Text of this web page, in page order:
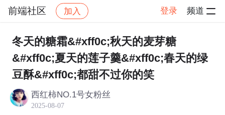
前端社区 加入 登录 频道
社区 前端社区 感慨 帖子详情
冬天的糖霜&#xff0c;秋天的麦芽糖
&#xff0c;夏天的莲子羹&#xff0c;春天的绿
豆酥&#xff0c;都甜不过你的笑
西红柿NO.1号女粉丝
2025-08-07